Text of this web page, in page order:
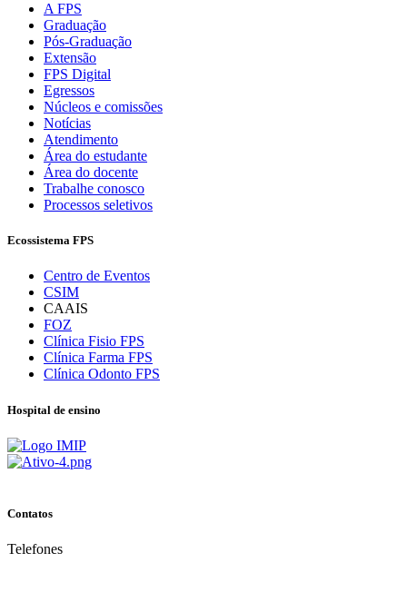
A FPS
Graduação
Pós-Graduação
Extensão
FPS Digital
Egressos
Núcleos e comissões
Notícias
Atendimento
Área do estudante
Área do docente
Trabalhe conosco
Processos seletivos
Ecossistema FPS
Centro de Eventos
CSIM
CAAIS
FOZ
Clínica Fisio FPS
Clínica Farma FPS
Clínica Odonto FPS
Hospital de ensino
Contatos
Telefones